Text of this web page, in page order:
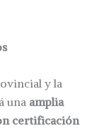
y la
una amplia
certificación